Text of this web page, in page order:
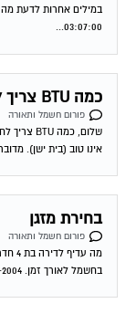
03:07:00...
כמה BTU צריך לחדר מגורים חם בגודל 16 מ
פורום חשמל ותאורה
אינו טוב (בית ישן).
בחירת מזגן
פורום חשמל ותאורה
מה
בחשמל לאורך זמן. 03-08-2004 03:08:00 דורון טרייביש לדירת 4...